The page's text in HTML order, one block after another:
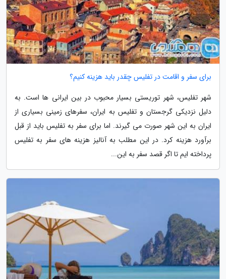
برای سفر و اقامت در تفلیس چقدر باید هزینه کنیم؟
شهر تفلیس، شهر توریستی بسیار محبوب در بین ایرانی ها است. به
دلیل نزدیکی گرجستان و تفلیس به ایران، سفرهای زمینی بسیاری از
ایران به این شهر صورت می گیرند. اما برای سفر به تفلیس باید از قبل
برآورد هزینه کرد. در این مطلب به آنالیز هزینه های سفر به تفلیس
پرداخته ایم تا اگر قصد سفر به این...